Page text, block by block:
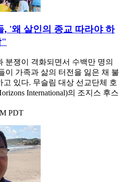
, '왜 살인의 종교 따라야 하
"
분쟁이 격화되면서 수백만 명의
이 가족과 삶의 터전을 잃은 채 불
고 있다. 무슬림 대상 선교단체 호
International)의 조지스 후스
PDT